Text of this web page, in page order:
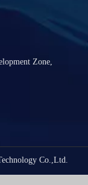
Zone,
Co.,Ltd.